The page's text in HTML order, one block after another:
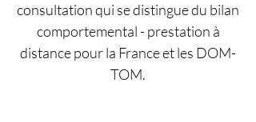
consultation qui se distingue du bilan
comportemental - prestation à
distance pour la France et les DOM-
TOM.